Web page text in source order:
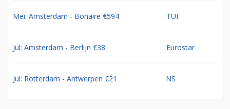
Mei: Amsterdam - Bonaire €594 TUI
Jul: Amsterdam - Berlijn €38 Eurostar
Jul: Rotterdam - Antwerpen €21 NS